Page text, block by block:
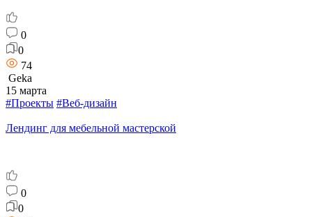
0
0
74
Geka
15 марта
#Проекты #Веб-дизайн
Лендинг для мебельной мастерской
0
0